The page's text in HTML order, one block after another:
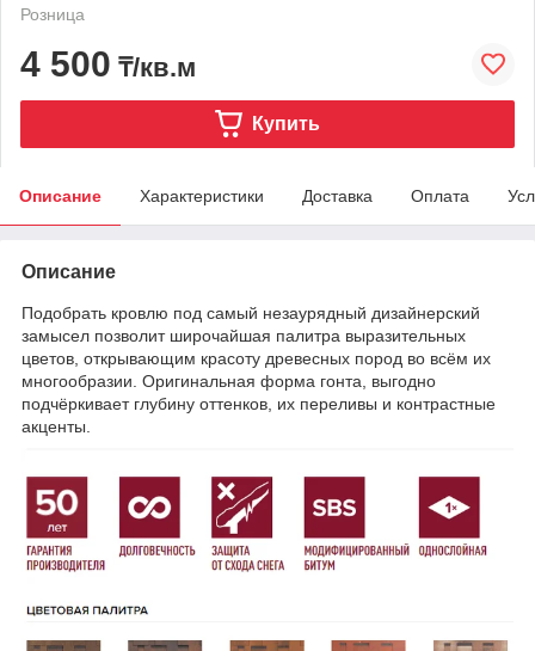
Розница
4 500 ₸/кв.м
Купить
Описание Характеристики Доставка Оплата
Описание
Подобрать кровлю под самый незаурядный дизайнерский
замысел позволит широчайшая палитра выразительных
цветов, открывающим красоту древесных пород во всём их
многообразии. Оригинальная форма гонта, выгодно
подчёркивает глубину оттенков, их переливы и контрастные
акценты.